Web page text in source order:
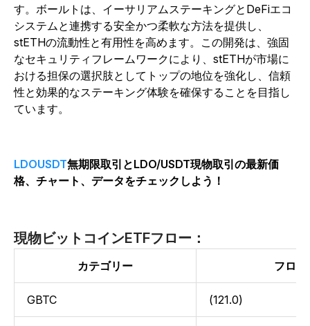
す。ボールトは、イーサリアムステーキングとDeFiエコ
システムと連携する安全かつ柔軟な方法を提供し、
stETHの流動性と有用性を高めます。この開発は、強固
なセキュリティフレームワークにより、stETHが市場に
おける担保の選択肢としてトップの地位を強化し、信頼
性と効果的なステーキング体験を確保することを目指し
ています。
LDOUSDT無期限取引とLDO/USDT現物取引の最新価
格、チャート、データをチェックしよう！
現物ビットコインETFフロー：
カテゴリー フロ
GBTC (121.0)